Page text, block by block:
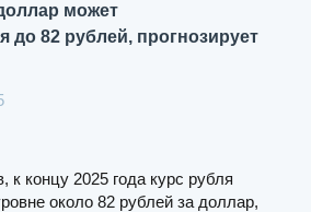
может
до 82 рублей, прогнозирует
к концу 2025 года курс рубля
около 82 рублей за доллар,